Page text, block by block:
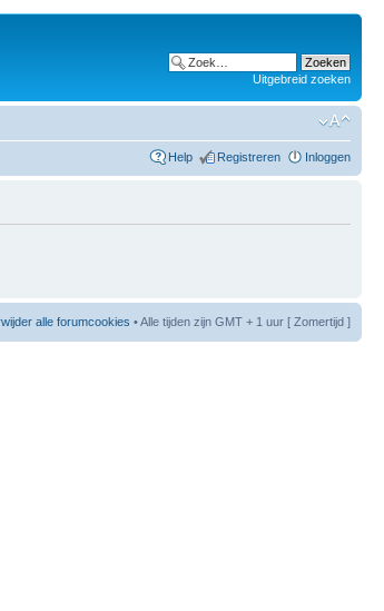
Uitgebreid zoeken
Help Registreren Inloggen
alle forumcookies • Alle tijden zijn GMT + 1 uur [ Zomertijd ]